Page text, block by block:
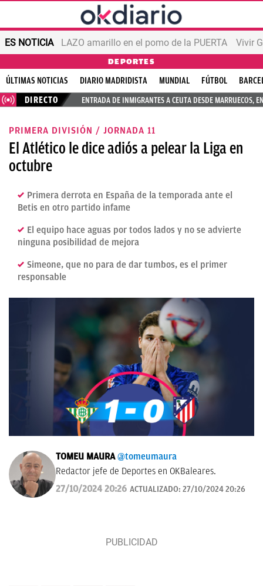
ES NOTICIA LAZO amarillo en el pomo de la PUERTA Vivir
DEPORTES
ÚLTIMAS NOTICIAS DIARIO MADRIDISTA MUNDIAL FÚTBOL
DIRECTO
ENTRADA DE INMIGRANTES A CEUTA DESDE MARRUECOS,
PRIMERA DIVISIÓN / JORNADA 11
El Atlético le dice adiós a pelear la Liga en
octubre
Primera derrota en España de la temporada ante el
Betis en otro partido infame
El equipo hace aguas por todos lados y no se advierte
ninguna posibilidad de mejora
Simeone, que no para de dar tumbos, es el primer
responsable
TOMEU MAURA @tomeumaura
Redactor jefe de Deportes en OKBaleares.
27/10/2024 20:26 ACTUALIZADO: 27/10/2024 20:26